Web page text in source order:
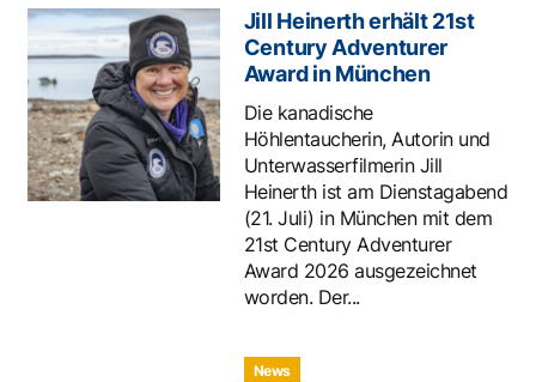
Jill Heinerth erhält 21st
Century Adventurer
Award in München
Die kanadische
Höhlentaucherin, Autorin und
Unterwasserfilmerin Jill
Heinerth ist am Dienstagabend
(21. Juli) in München mit dem
21st Century Adventurer
Award 2026 ausgezeichnet
worden. Der...
News